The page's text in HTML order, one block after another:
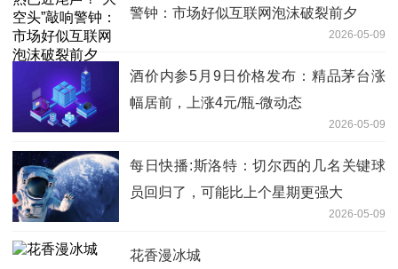
警钟：市场好似互联网泡沫破裂前夕
2026-05-09
酒价内参5月9日价格发布：精品茅台涨
幅居前，上涨4元/瓶-微动态
2026-05-09
每日快播:斯洛特：切尔西的几名关键球
员回归了，可能比上个星期更强大
2026-05-09
花香漫冰城